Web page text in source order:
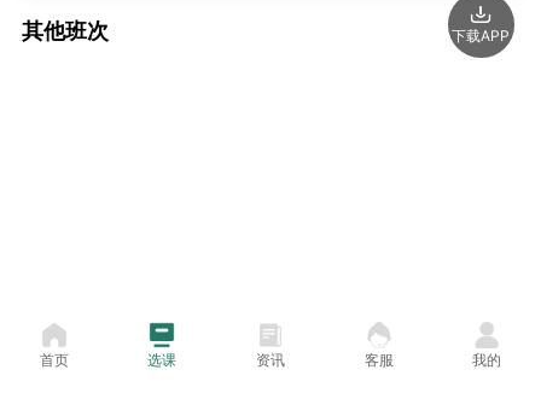
其他班次
首页 选课 资讯 客服 我的
下载APP